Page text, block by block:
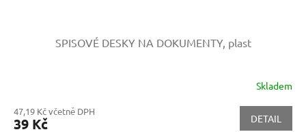
SPISOVÉ DESKY NA DOKUMENTY, plast
Skladem
47,19 Kč včetně DPH
39 Kč DETAIL